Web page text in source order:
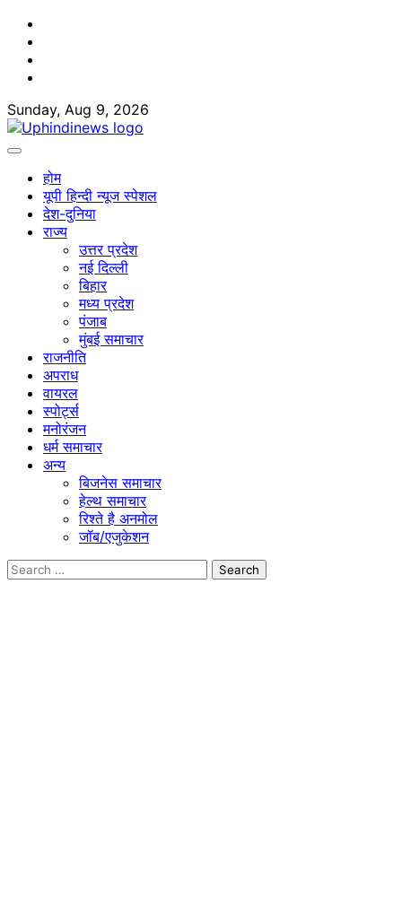
Skip
content
Sunday, Aug 9, 2026
होम
यूपी हिन्दी न्यूज स्पेशल
देश-दुनिया
राज्य
उत्तर प्रदेश
नई दिल्ली
बिहार
मध्य प्रदेश
पंजाब
मुंबई समाचार
राजनीति
अपराध
वायरल
स्पोर्ट्स
मनोरंजन
धर्म समाचार
अन्य
बिजनेस समाचार
हेल्थ समाचार
रिश्ते है अनमोल
जॉब/एजुकेशन
Search